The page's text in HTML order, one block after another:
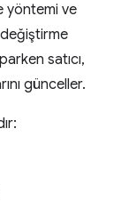
yöntemi ve
değiştirme
satıcı,
günceller.